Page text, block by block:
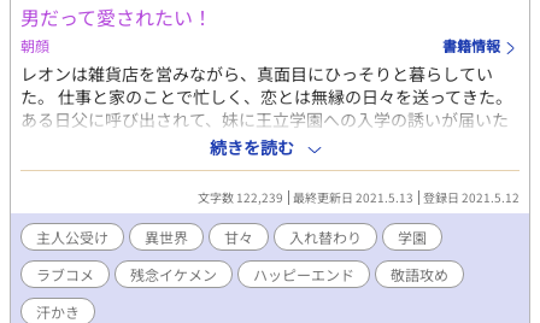
男だって愛されたい！
朝顔 書籍情報
レオンは雑貨店を営みながら、真面目にひっそりと暮らしてい
た。 仕事と家のことで忙しく、恋とは無縁の日々を送ってきた。
ある日父に呼び出されて、妹に王立学園への入学の誘いが届いた
ことを知らされる。 自分には関係のないことだと思ったのに、な
ぜだか、父に関係あると言われてしまう。 それには、ある事情が
あった。 そしてその事から、レオンが妹の代わりとなって学園に
入学して、しかも貴族の男性を落として、婚約にまで持ちこまな
いといけないはめに。 父の言うとおりの相手を見つけようとする
が、全然対象外の人に振り回されて、困りながらもなぜだか気に
なってしまい…。 苦労人レオンが、愛と幸せを見つけるために奮
闘するお話です。
続きを読む
文字数 122,239 最終更新日 2021.5.13 登録日 2021.5.12
主人公受け 異世界 甘々 入れ替わり
学園
ラブコメ
残念イケメン ハッピーエンド
敬語攻め
汗かき